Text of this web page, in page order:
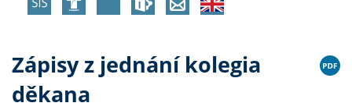
Zápisy z jednání kolegia
děkana